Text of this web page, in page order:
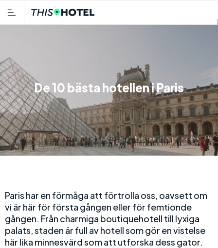
De 10 bästa hotellen i Paris
Paris har en förmåga att förtrolla oss, oavsett om
vi är här för första gången eller för femtionde
gången. Från charmiga boutiquehotell till lyxiga
palats, staden är full av hotell som gör en vistelse
här lika minnesvärd som att utforska dess gator.